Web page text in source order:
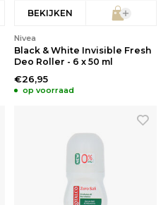
BEKIJKEN
Nivea
Black & White Invisible Fresh
Deo Roller - 6 x 50 ml
€26,95
op voorraad